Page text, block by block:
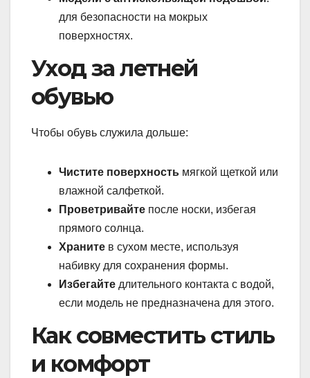
для безопасности на мокрых
поверхностях.
Уход за летней
обувью
Чтобы обувь служила дольше:
Чистите поверхность мягкой щеткой или
влажной салфеткой.
Проветривайте после носки, избегая
прямого солнца.
Храните в сухом месте, используя
набивку для сохранения формы.
Избегайте длительного контакта с водой,
если модель не предназначена для этого.
Как совместить стиль
и комфорт